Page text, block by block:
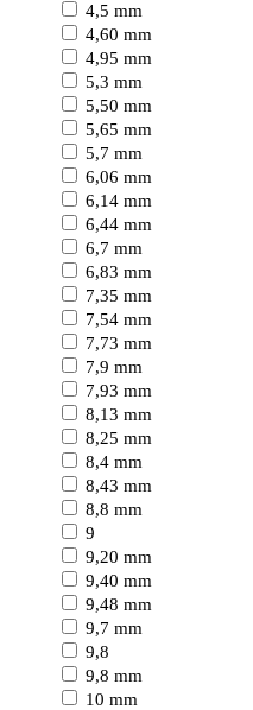
4,5 mm
4,60 mm
4,95 mm
5,3 mm
5,50 mm
5,65 mm
5,7 mm
6,06 mm
6,14 mm
6,44 mm
6,7 mm
6,83 mm
7,35 mm
7,54 mm
7,73 mm
7,9 mm
7,93 mm
8,13 mm
8,25 mm
8,4 mm
8,43 mm
8,8 mm
9
9,20 mm
9,40 mm
9,48 mm
9,7 mm
9,8
9,8 mm
10 mm